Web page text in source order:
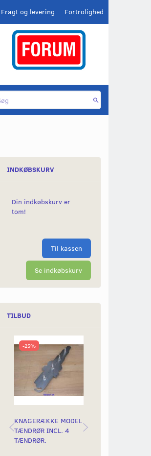
Fortrolighed
Fragt og levering
INDKØBSKURV
Din indkøbskurv er
tom!
Til kassen
Se indkøbskurv
TILBUD
-25%
KNAGERÆKKE MODEL
TÆNDRØR INCL. 4
TÆNDRØR.